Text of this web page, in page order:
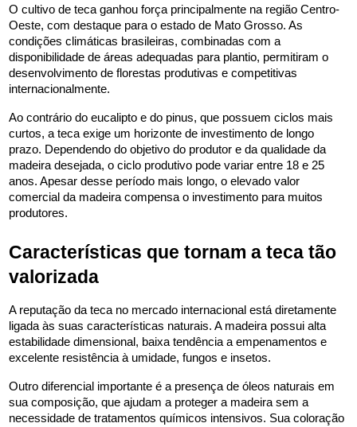
O cultivo de teca ganhou força principalmente na região Centro-
Oeste, com destaque para o estado de Mato Grosso. As
condições climáticas brasileiras, combinadas com a
disponibilidade de áreas adequadas para plantio, permitiram o
desenvolvimento de florestas produtivas e competitivas
internacionalmente.
Ao contrário do eucalipto e do pinus, que possuem ciclos mais
curtos, a teca exige um horizonte de investimento de longo
prazo. Dependendo do objetivo do produtor e da qualidade da
madeira desejada, o ciclo produtivo pode variar entre 18 e 25
anos. Apesar desse período mais longo, o elevado valor
comercial da madeira compensa o investimento para muitos
produtores.
Características que tornam a teca tão
valorizada
A reputação da teca no mercado internacional está diretamente
ligada às suas características naturais. A madeira possui alta
estabilidade dimensional, baixa tendência a empenamentos e
excelente resistência à umidade, fungos e insetos.
Outro diferencial importante é a presença de óleos naturais em
sua composição, que ajudam a proteger a madeira sem a
necessidade de tratamentos químicos intensivos. Sua coloração